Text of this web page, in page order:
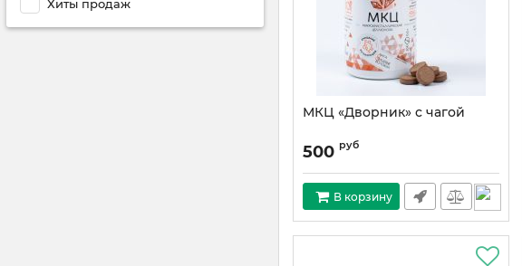
Хиты продаж
МКЦ «Дворник» с чагой
500 руб
В корзину